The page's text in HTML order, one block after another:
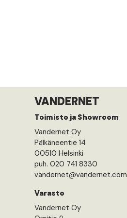
VANDERNET
Toimisto ja Showroom
Vandernet Oy
Pälkäneentie 14
00510 Helsinki
puh. 020 741 8330
vandernet@vandernet.com
Varasto
Vandernet Oy